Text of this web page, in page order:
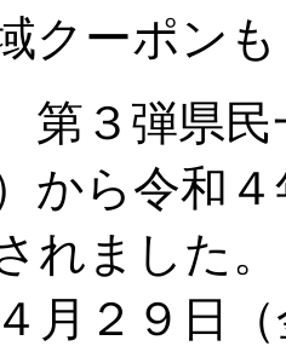
クーポン
３弾県民
から令和
れました。
月２９日